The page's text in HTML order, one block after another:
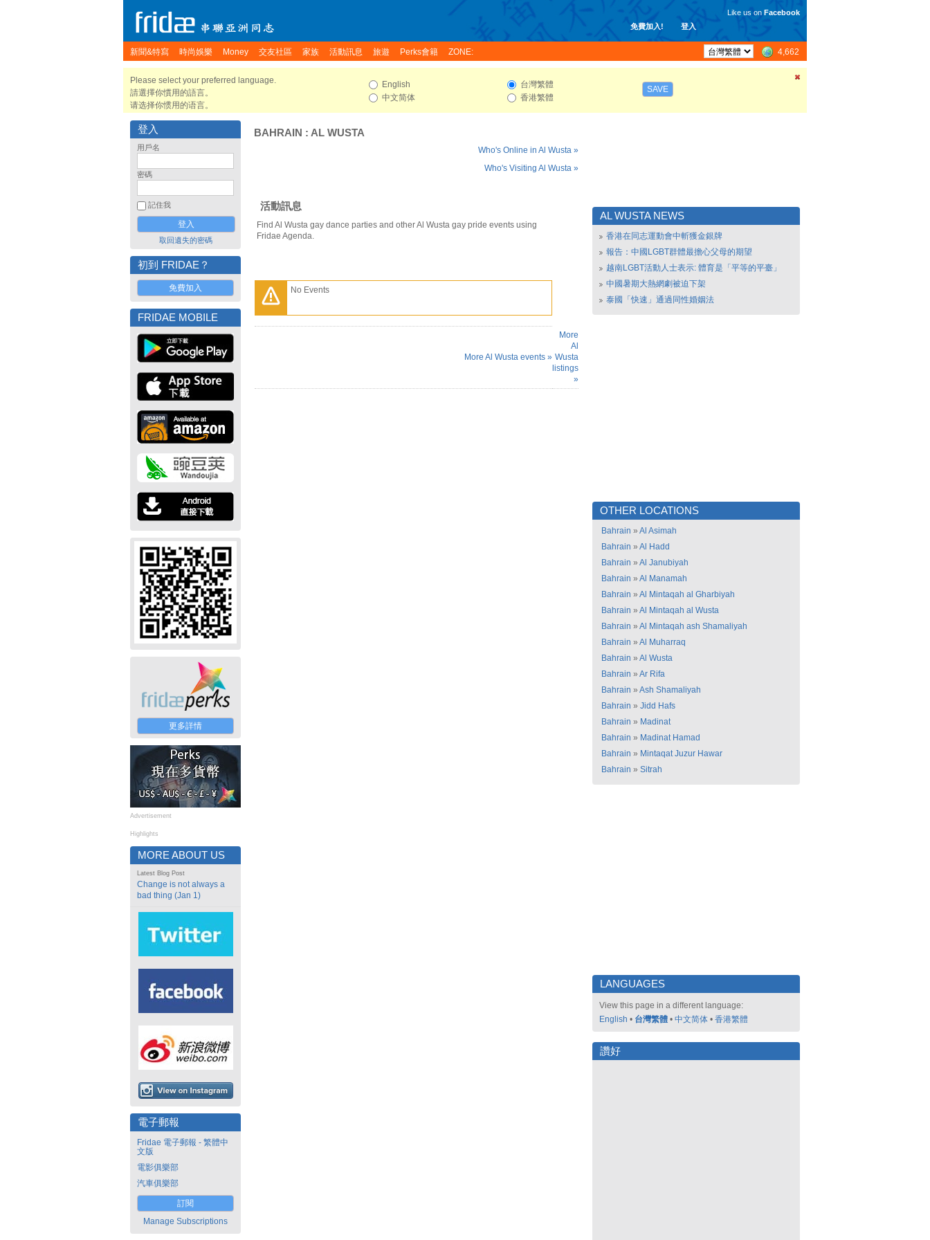
免費加入! 登入
Like us on Facebook
新聞&特寫 時尚娛樂 Money 交友社區 家族 活動訊息 旅遊 Perks會籍 ZONE: 4,662
Please select your preferred language.
請選擇你慣用的語言。
请选择你惯用的语言。
English
中文简体
台灣繁體
香港繁體
SAVE
登入
用戶名
密碼
記住我
取回遺失的密碼
初到 FRIDAE？
免費加入
FRIDAE MOBILE
更多詳情
Advertisement
Highlights
MORE ABOUT US
Latest Blog Post
Change is not always a
bad thing (Jan 1)
電子郵報
Fridae 電子郵報 - 繁體中
文版
電影俱樂部
汽車俱樂部
訂閱
Manage Subscriptions
BAHRAIN : AL WUSTA
Who's Online in Al Wusta »
Who's Visiting Al Wusta »
活動訊息
Find Al Wusta gay dance parties and other Al Wusta gay pride events using
Fridae Agenda.
No Events
More Al Wusta events »
More
Al
Wusta
listings
»
AL WUSTA NEWS
香港在同志運動會中斬獲金銀牌
報告：中國LGBT群體最擔心父母的期望
越南LGBT活動人士表示: 體育是「平等的平臺」
中國暑期大熱網劇被迫下架
泰國「快速」通過同性婚姻法
OTHER LOCATIONS
Bahrain » Al Asimah
Bahrain » Al Hadd
Bahrain » Al Janubiyah
Bahrain » Al Manamah
Bahrain » Al Mintaqah al Gharbiyah
Bahrain » Al Mintaqah al Wusta
Bahrain » Al Mintaqah ash Shamaliyah
Bahrain » Al Muharraq
Bahrain » Al Wusta
Bahrain » Ar Rifa
Bahrain » Ash Shamaliyah
Bahrain » Jidd Hafs
Bahrain » Madinat
Bahrain » Madinat Hamad
Bahrain » Mintaqat Juzur Hawar
Bahrain » Sitrah
LANGUAGES
View this page in a different language:
English • 台灣繁體 • 中文简体 • 香港繁體
讚好